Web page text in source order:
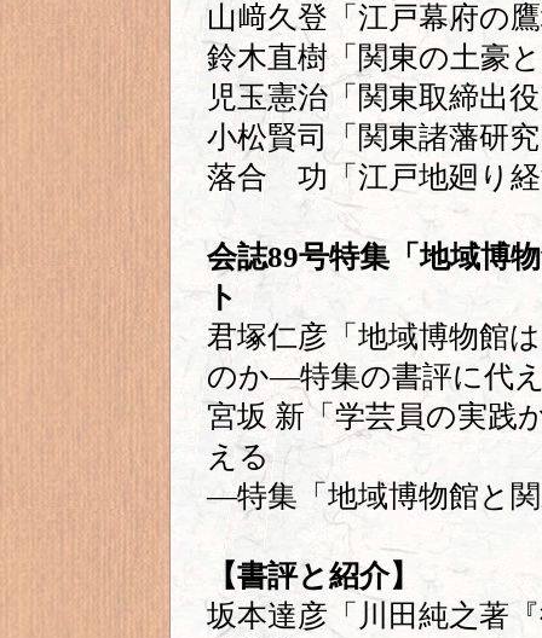
山﨑久登「江戸幕府の
鈴木直樹「関東の土豪
児玉憲治「関東取締出
小松賢司「関東諸藩研
落合 功「江戸地廻り
会誌89号特集「地域博
ト
君塚仁彦「地域博物館
のか―特集の書評に代
宮坂 新「学芸員の実践
える
―特集「地域博物館と
【書評と紹介】
坂本達彦「川田純之著